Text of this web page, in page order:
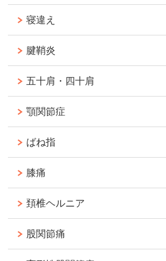
寝違え
腱鞘炎
五十肩・四十肩
顎関節症
ばね指
膝痛
頚椎ヘルニア
股関節痛